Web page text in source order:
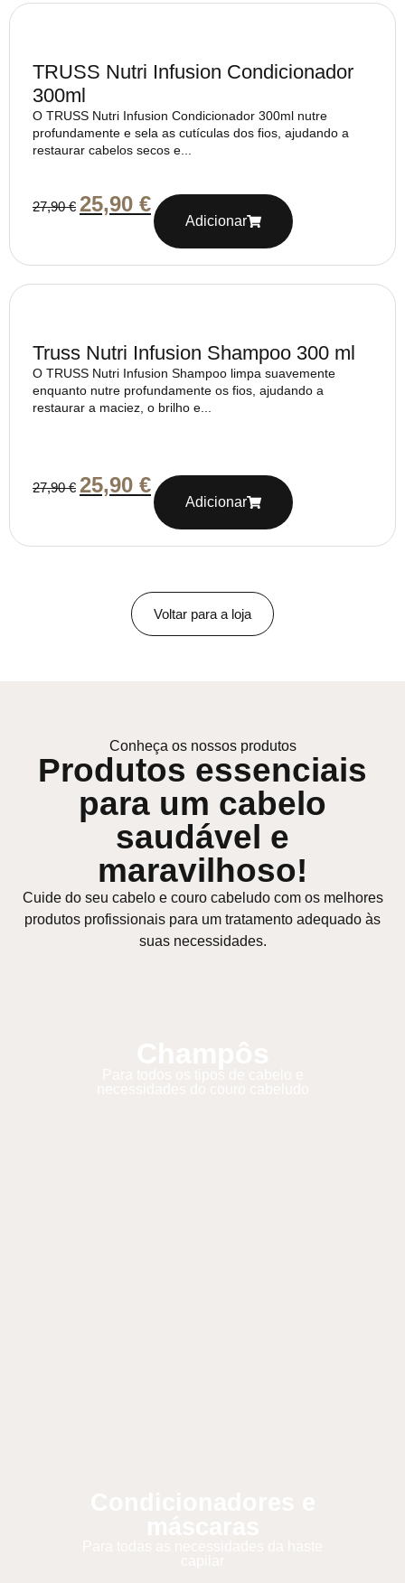
TRUSS Nutri Infusion Condicionador
300ml
O TRUSS Nutri Infusion Condicionador 300ml nutre
profundamente e sela as cutículas dos fios, ajudando a
restaurar cabelos secos e...
27,90€ 25,90 €
Adicionar
Truss Nutri Infusion Shampoo 300 ml
O TRUSS Nutri Infusion Shampoo limpa suavemente
enquanto nutre profundamente os fios, ajudando a
restaurar a maciez, o brilho e...
27,90€ 25,90 €
Adicionar
Voltar para a loja
Conheça os nossos produtos
Produtos essenciais
para um cabelo
saudável e
maravilhoso!
Cuide do seu cabelo e couro cabeludo com os melhores
produtos profissionais para um tratamento adequado às
suas necessidades.